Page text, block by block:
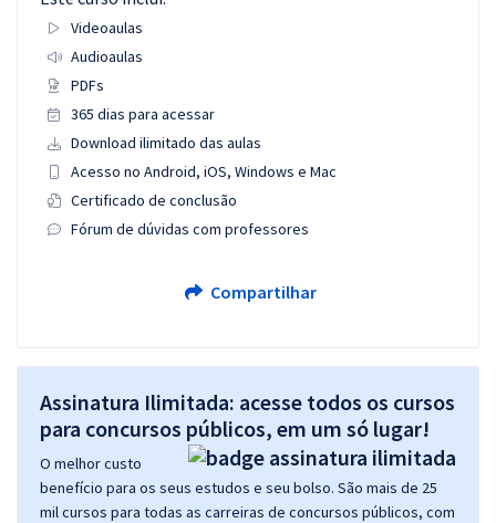
Videoaulas
Audioaulas
PDFs
365 dias para acessar
Download ilimitado das aulas
Acesso no Android, iOS, Windows e Mac
Certificado de conclusão
Fórum de dúvidas com professores
Compartilhar
Assinatura Ilimitada: acesse todos os cursos
para concursos públicos, em um só lugar!
O melhor custo
benefício para os seus estudos e seu bolso. São mais de 25
mil cursos para todas as carreiras de concursos públicos, com